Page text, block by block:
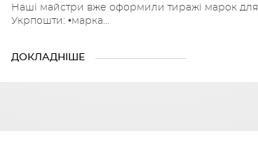
Наші майстри вже оформили тиражі марок для
Укрпошти: •марка...
ДОКЛАДНІШЕ